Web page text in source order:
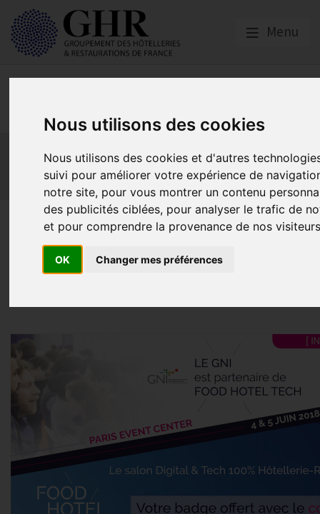
Nous utilisons des cookies
Nous utilisons des cookies et d'autres
suivi pour améliorer votre expérience de
notre site, pour vous montrer un contenu
des publicités ciblées, pour analyser le trafic de
et pour comprendre la provenance de nos
OK Changer mes préférences
Menu
Economie collaborative
Innovation et digitalisation
Mon Parc Num
Europe
Food Hotel Tech 2ème edition